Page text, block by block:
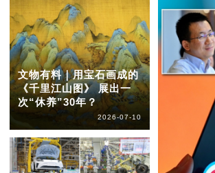
文物有料｜用宝石画成的
《千里江山图》 展出一
次“休养”30年？
2026-07-10